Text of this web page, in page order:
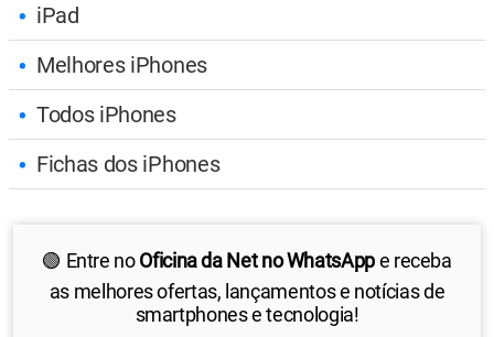
iPad
Melhores iPhones
Todos iPhones
Fichas dos iPhones
🟢 Entre noOficina da Net no WhatsAppe receba
as melhores ofertas, lançamentos e notícias de
smartphones e tecnologia!